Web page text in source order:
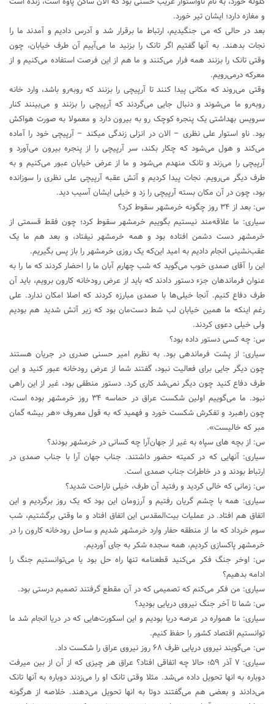
و مغازه دارد؛ ایشان تیر خورد.
بعد در حالی که می جنگیدیم، ارتباط ما برقرار شد و آدرس دادیم و آمدند ما را
نجات بدهند. به آنها گفتیم اگر تانک را بزنید ما می‌آییم آن طرف خیابان، چون
وقتی تانک را بزنند همه فرار می‌کنند و ما هم از این فرصت استفاده می‌کنیم و از
معرکه درمی‌رویم.
وقتی می‌روند که مکانی پیدا کنند تا آرپیچی را بزنند که روبه‌رو باشد، وارد خانه
روبه‌رو ما می‌شوند و دنبال جایی می‌گردند که آرپیچی را بزنند و می‌بینند کنار
سرویس بهداشتی یک پنجره کوچک رو به بیرون دارد و معمولا به صورت هواکش
بود. ناو استوار علی نظری – الان در انزلی زندگی میکند – آرپیچی خود را آماده
می‌کند و هول می‌شود که چکار بکند، سر آرپیچی را از پنجره بیرون می‌آورد و
آرپیچی را می‌زند و تانک منهدم می‌شود و ما از عرض خیابان عبور می‌کنیم و به
طرف دیگر می‌رویم. نجات پیدا کردیم و آتش عقبه آرپیچی علی نظری را سوزانده
بود، چون در آن مکان بسته آرپیچی را زد و خیلی ایشان آسیب دید.
س: بعد از ۳۴ روز چگونه خرمشهر سقوط کرد؟
سیاری: ما علاقه‌مند نیستیم بگوییم خرمشهر سقوط کرد؛ چون فقط قسمتی از
خرمشهر دست دشمن افتاده بود و همه خرمشهر نیفتاد، و بعد هم ما یک
عقب‌نشینی انجام دادیم به امید این‌که یک روزی خرمشهر را باز پس بگیریم.
این را آقای صمدی خوب می‌گوید که شب چهارم آبان ما را احضار کردند که ما را به
عنوان فرماندهان جزء دستور دادند که باید از عرض رودخانه کارون برویم، باید آن
طرف دفاع کنیم. آنجا خیلی‌ها با صمدی مبارزه کردند که اصلا امکان ندارد. علی
رغم اینکه ما همین خیابان لب شط دست‌مان بود که زیر آتش شدید هم بودیم
ولی خیلی دعوی کردند.
س: چه کسی دستور داده بود؟
سیاری: از پشت فرماندهی بود. به نظرم امیر حسنی صدری در جریان هستند
چون دیگر جایی برای فعالیت نبود، گفتند شما از عرض رودخانه عبور کنید و این
طرف دفاع کنید چون دیگر نمی‌شد کاری کرد. دستور منطقی بود، غیر از این راهی
نبود. ما می‌گوییم اولین شکست عراق در حماسه ۳۴ روز خرمشهر بوده است،
چون راهبرد و تفکرش شکست خورد و فهمید که به قول معروف «هر بیشه گمان
مبر که خالیست».
س: از بچه های سپاه به غیر از جهان‌آرا چه کسانی در خرمشهر بودند؟
سیاری: آنهایی که در کمیته حضور داشتند. جناب جهان آرا با جناب صمدی در
ارتباط بودند و در خاطرات جناب صمدی است.
س: زمانی که خالی کردید و رفتید آن طرف، خیلی ناراحت شدید؟
سیاری: همه با چشم گریان رفتیم و آرزومان این بود که یک روز برگردیم و این
اتفاق هم افتاد. در عملیات بیت‌المقدس این اتفاق افتاد و ما وقتی برگشتیم، شب
سوم خرداد که ما از منطقه حفار وارد خرمشهر شدیم و ساحل رودخانه کارون را در
خرمشهر پاکسازی کردیم، همه سجده شکر به جای آوردیم.
س: اوخر جنگ فکر می‌کنید قطعنامه تنها راه حل بود یا می‌توانستیم جنگ را
ادامه بدهیم؟
سیاری: من فکر می‌کنم که تصمیمی که در آن مقطع گرفتند تصمیم درستی بود.
س: شما تا آخر جنگ نیروی دریایی بودید؟
سیاری: ما همواره در عرصه دریا بودیم و این اسکورت‌هایی که در دریا انجام شد ما
توانستیم اقتصاد کشور را حفظ کنیم.
س: می‌گویند نیروی دریایی ظرف ۶۸ روز نیروی عراق را شکست داد.
سیاری: ۷ آذر ۵۹؛ حالا چه اتفاقی افتاد؟ عراق هر چیزی که از آن از بین میرفت
دوباره به انها تحویل داده می‌شد. مثلا وقتی تانک او را می‌زدند دوباره به آنها تانک
می‌دادند و بعضی هم می‌گفتند دوتا به انها تحویل می‌دهند. خلاصه از هرگونه